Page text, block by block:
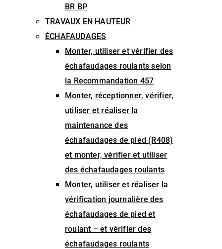
BR BP
TRAVAUX EN HAUTEUR
ÉCHAFAUDAGES
Monter, utiliser et vérifier des
échafaudages roulants selon
la Recommandation 457
Monter, réceptionner, vérifier,
utiliser et réaliser la
maintenance des
échafaudages de pied (R408)
et monter, vérifier et utiliser
des échafaudages roulants
Monter, utiliser et réaliser la
vérification journalière des
échafaudages de pied et
roulant – et vérifier des
échafaudages roulants